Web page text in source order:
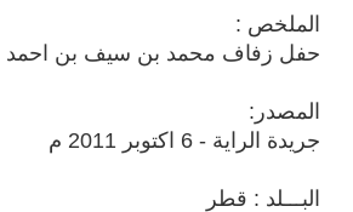
الملخص :
حفل زفاف محمد بن سيف بن احمد
المصدر:
جريدة الراية - 6 اكتوبر 2011 م
البـــلد : قطر